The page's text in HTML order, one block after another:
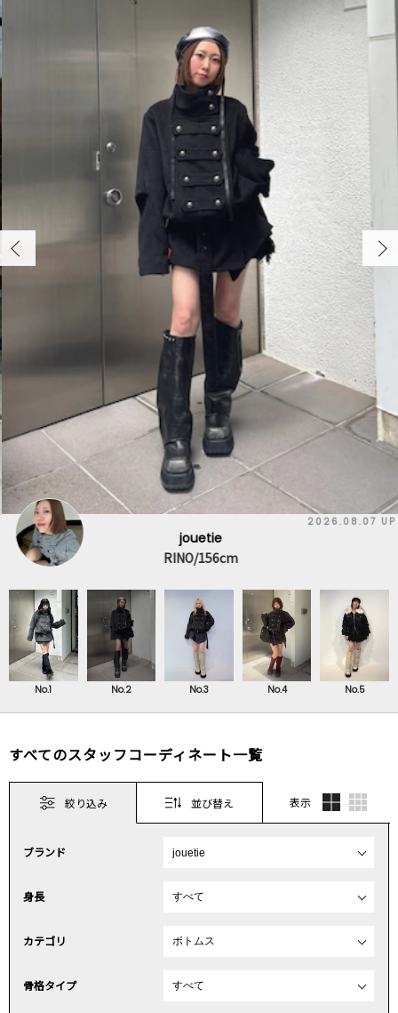
2026.08.07 UP
jouetie
RINO/156cm
No.1 No.2 No.3 No.4 No.5
すべてのスタッフコーディネート一覧
絞り込み 並び替え 表示
ブランド
身長
カテゴリ
骨格タイプ